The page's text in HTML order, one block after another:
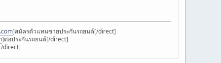
]สมัครตัวแทนขายประกันรถยนต์[/direct]
]ต่อประกันรถยนต์[/direct]
direct]